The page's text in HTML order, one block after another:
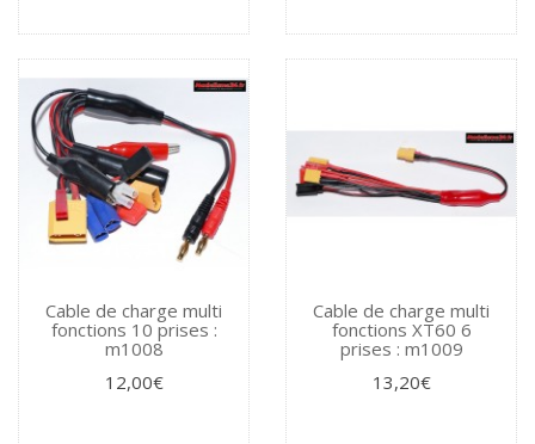
Cable de charge multi
fonctions 10 prises :
m1008
12,00€
Cable de charge multi
fonctions XT60 6
prises : m1009
13,20€